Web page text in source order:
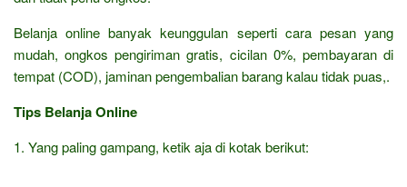
Belanja online banyak keunggulan seperti cara pesan yang
mudah, ongkos pengiriman gratis, cicilan 0%, pembayaran di
tempat (COD), jaminan pengembalian barang kalau tidak puas,.
Tips Belanja Online
1. Yang paling gampang, ketik aja di kotak berikut: